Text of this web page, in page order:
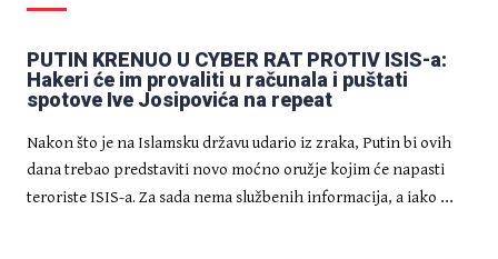
PUTIN KRENUO U CYBER RAT PROTIV ISIS-a:
Hakeri će im provaliti u računala i puštati
spotove Ive Josipovića na repeat
Nakon što je na Islamsku državu udario iz zraka, Putin bi ovih
dana trebao predstaviti novo moćno oružje kojim će napasti
teroriste ISIS-a. Za sada nema službenih informacija, a iako ...